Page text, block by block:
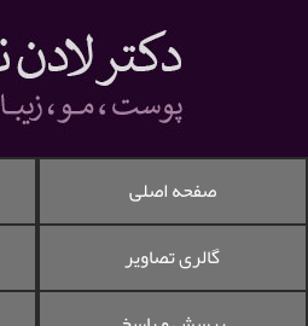
صفحه اصلی
گالری تصاویر